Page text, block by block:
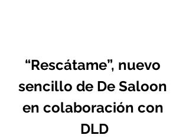
“Rescátame”, nuevo
sencillo de De Saloon
en colaboración con
DLD